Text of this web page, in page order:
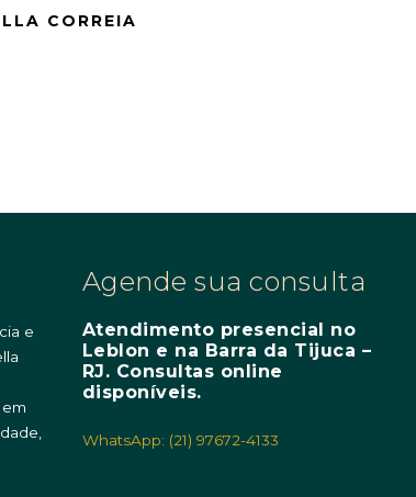
CORREIA
e
Agende sua consulta
Atendimento presencial no
Leblon e na Barra da Tijuca –
RJ. Consultas online
disponíveis.
WhatsApp: (21) 97672-4133